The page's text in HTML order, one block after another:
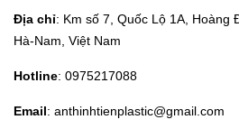
Địa chỉ: Km số 7, Quốc Lộ 1A, Hoàng
Hà-Nam, Việt Nam
Hotline: 0975217088
Email: anthinhtienplastic@gmail.com